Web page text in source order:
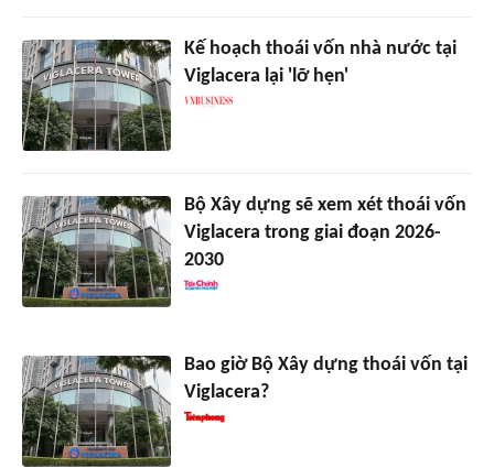
Kế hoạch thoái vốn nhà nước tại
Viglacera lại 'lỡ hẹn'
Bộ Xây dựng sẽ xem xét thoái vốn
Viglacera trong giai đoạn 2026-
2030
Bao giờ Bộ Xây dựng thoái vốn tại
Viglacera?